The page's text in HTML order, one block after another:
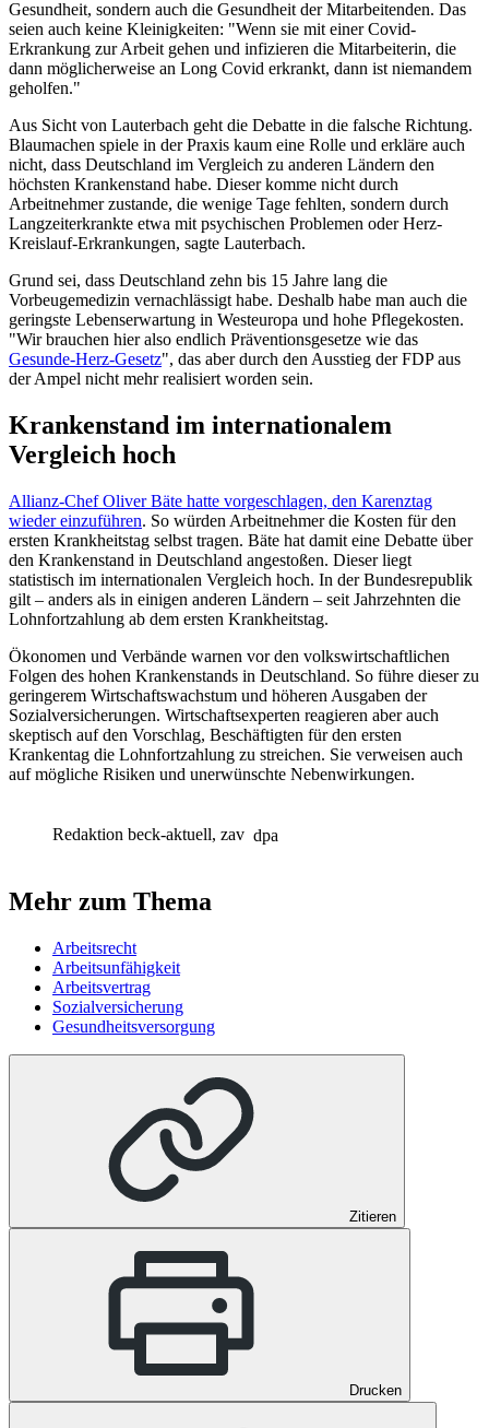
Gesundheit, sondern auch die Gesundheit der Mitarbeitenden. Das
seien auch keine Kleinigkeiten: "Wenn sie mit einer Covid-
Erkrankung zur Arbeit gehen und infizieren die Mitarbeiterin, die
dann möglicherweise an Long Covid erkrankt, dann ist niemandem
geholfen."
Aus Sicht von Lauterbach geht die Debatte in die falsche Richtung.
Blaumachen spiele in der Praxis kaum eine Rolle und erkläre auch
nicht, dass Deutschland im Vergleich zu anderen Ländern den
höchsten Krankenstand habe. Dieser komme nicht durch
Arbeitnehmer zustande, die wenige Tage fehlten, sondern durch
Langzeiterkrankte etwa mit psychischen Problemen oder Herz-
Kreislauf-Erkrankungen, sagte Lauterbach.
Grund sei, dass Deutschland zehn bis 15 Jahre lang die
Vorbeugemedizin vernachlässigt habe. Deshalb habe man auch die
geringste Lebenserwartung in Westeuropa und hohe Pflegekosten.
"Wir brauchen hier also endlich Präventionsgesetze wie das
Gesunde-Herz-Gesetz", das aber durch den Ausstieg der FDP aus
der Ampel nicht mehr realisiert worden sein.
Krankenstand im internationalem
Vergleich hoch
Allianz-Chef Oliver Bäte hatte vorgeschlagen, den Karenztag
wieder einzuführen. So würden Arbeitnehmer die Kosten für den
ersten Krankheitstag selbst tragen. Bäte hat damit eine Debatte über
den Krankenstand in Deutschland angestoßen. Dieser liegt
statistisch im internationalen Vergleich hoch. In der Bundesrepublik
gilt – anders als in einigen anderen Ländern – seit Jahrzehnten die
Lohnfortzahlung ab dem ersten Krankheitstag.
Ökonomen und Verbände warnen vor den volkswirtschaftlichen
Folgen des hohen Krankenstands in Deutschland. So führe dieser zu
geringerem Wirtschaftswachstum und höheren Ausgaben der
Sozialversicherungen. Wirtschaftsexperten reagieren aber auch
skeptisch auf den Vorschlag, Beschäftigten für den ersten
Krankentag die Lohnfortzahlung zu streichen. Sie verweisen auch
auf mögliche Risiken und unerwünschte Nebenwirkungen.
Redaktion beck-aktuell, zav dpa
Mehr zum Thema
Arbeitsrecht
Arbeitsunfähigkeit
Arbeitsvertrag
Sozialversicherung
Gesundheitsversorgung
Zitieren
Drucken